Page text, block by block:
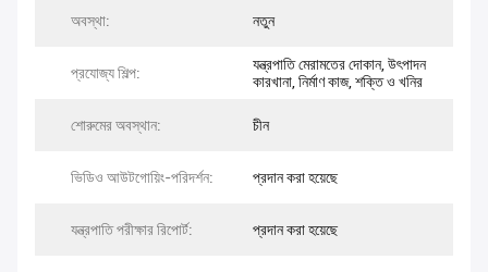
অবস্থা: নতুন
প্রযোজ্য শিল্প:
যন্ত্রপাতি মেরামতের দোকান, উৎপাদন
কারখানা, নির্মাণ কাজ, শক্তি ও খনির
শোরুমের অবস্থান: চীন
ভিডিও আউটগোয়িং-পরিদর্শন: প্রদান করা হয়েছে
যন্ত্রপাতি পরীক্ষার রিপোর্ট: প্রদান করা হয়েছে